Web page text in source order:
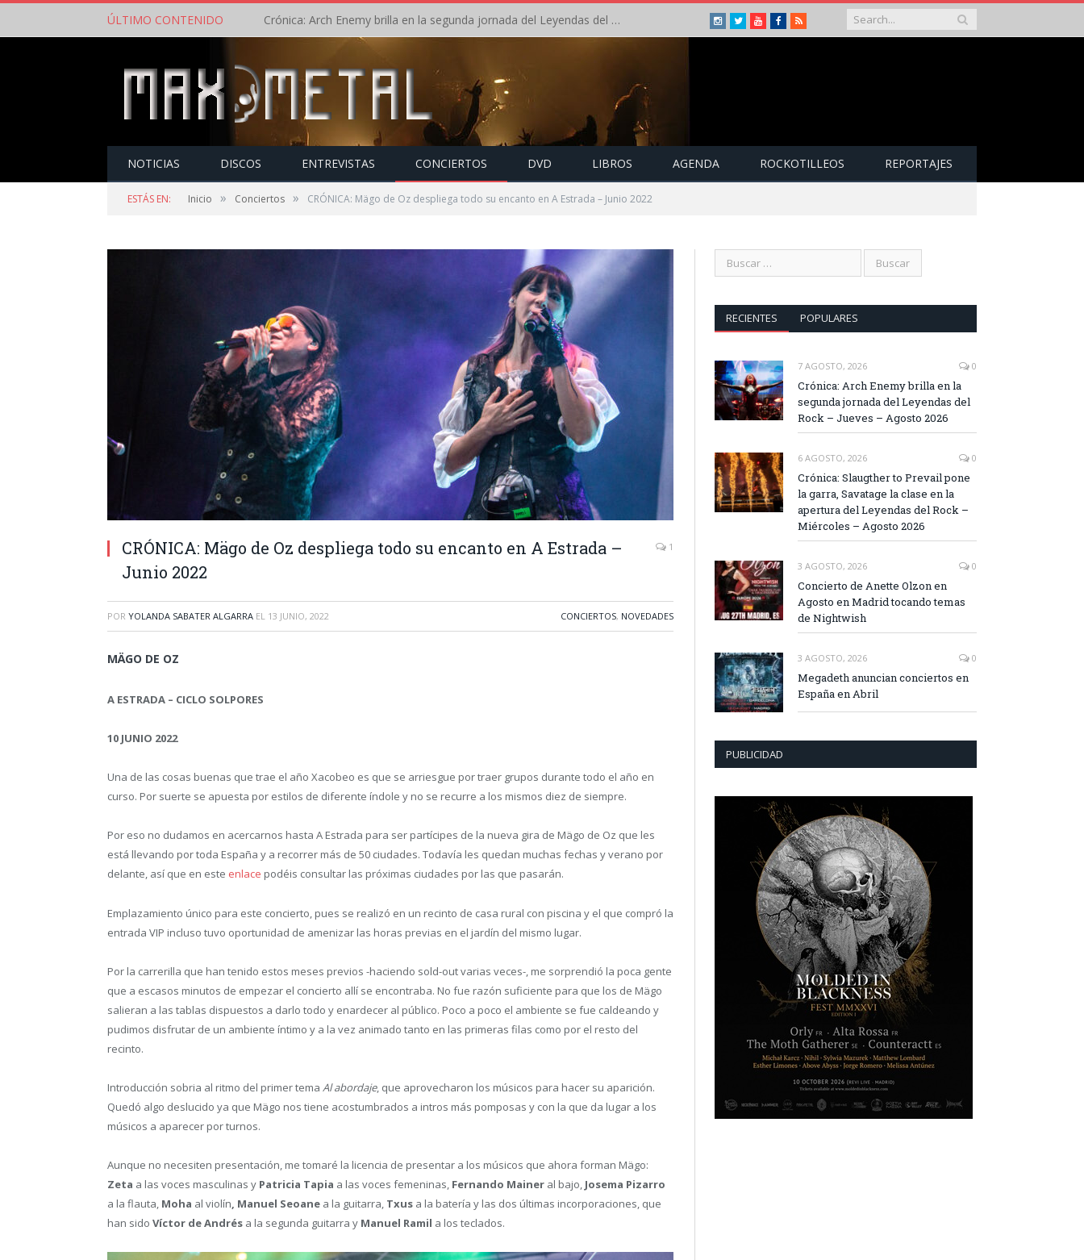
ÚLTIMO CONTENIDO Crónica: Arch Enemy brilla en la segunda jornada del Leyendas del Rock – Jueves – Agosto 2026 Instagram
TwitterYoutubeFacebook
RSS
NOTICIAS DISCOS ENTREVISTAS CONCIERTOS DVD LIBROS AGENDA ROCKOTILLEOS REPORTAJES
ESTÁS EN: Inicio » Conciertos » CRÓNICA: Mägo de Oz despliega todo su encanto en A Estrada – Junio 2022
CRÓNICA: Mägo de Oz despliega todo su encanto en A Estrada –
Junio 2022
1
POR YOLANDA SABATER ALGARRA EL 13 JUNIO, 2022 CONCIERTOS, NOVEDADES
MÄGO DE OZ
A ESTRADA – CICLO SOLPORES
10 JUNIO 2022
Una de las cosas buenas que trae el año Xacobeo es que se arriesgue por traer grupos durante todo el año en
curso. Por suerte se apuesta por estilos de diferente índole y no se recurre a los mismos diez de siempre.
Por eso no dudamos en acercarnos hasta A Estrada para ser partícipes de la nueva gira de Mägo de Oz que les
está llevando por toda España y a recorrer más de 50 ciudades. Todavía les quedan muchas fechas y verano por
delante, así que en este enlace podéis consultar las próximas ciudades por las que pasarán.
Emplazamiento único para este concierto, pues se realizó en un recinto de casa rural con piscina y el que compró la
entrada VIP incluso tuvo oportunidad de amenizar las horas previas en el jardín del mismo lugar.
Por la carrerilla que han tenido estos meses previos -haciendo sold-out varias veces-, me sorprendió la poca gente
que a escasos minutos de empezar el concierto allí se encontraba. No fue razón suficiente para que los de Mägo
salieran a las tablas dispuestos a darlo todo y enardecer al público. Poco a poco el ambiente se fue caldeando y
pudimos disfrutar de un ambiente íntimo y a la vez animado tanto en las primeras filas como por el resto del
recinto.
Introducción sobria al ritmo del primer tema Al abordaje, que aprovecharon los músicos para hacer su aparición.
Quedó algo deslucido ya que Mägo nos tiene acostumbrados a intros más pomposas y con la que da lugar a los
músicos a aparecer por turnos.
Aunque no necesiten presentación, me tomaré la licencia de presentar a los músicos que ahora forman Mägo:
Zeta a las voces masculinas y Patricia Tapia a las voces femeninas, Fernando Mainer al bajo, Josema Pizarro
a la flauta, Moha al violín, Manuel Seoane a la guitarra, Txus a la batería y las dos últimas incorporaciones, que
han sido Víctor de Andrés a la segunda guitarra y Manuel Ramil a los teclados.
RECIENTES POPULARES
7 AGOSTO, 2026 0
Crónica: Arch Enemy brilla en la
segunda jornada del Leyendas del
Rock – Jueves – Agosto 2026
6 AGOSTO, 2026 0
Crónica: Slaugther to Prevail pone
la garra, Savatage la clase en la
apertura del Leyendas del Rock –
Miércoles – Agosto 2026
3 AGOSTO, 2026 0
Concierto de Anette Olzon en
Agosto en Madrid tocando temas
de Nightwish
3 AGOSTO, 2026 0
Megadeth anuncian conciertos en
España en Abril
PUBLICIDAD